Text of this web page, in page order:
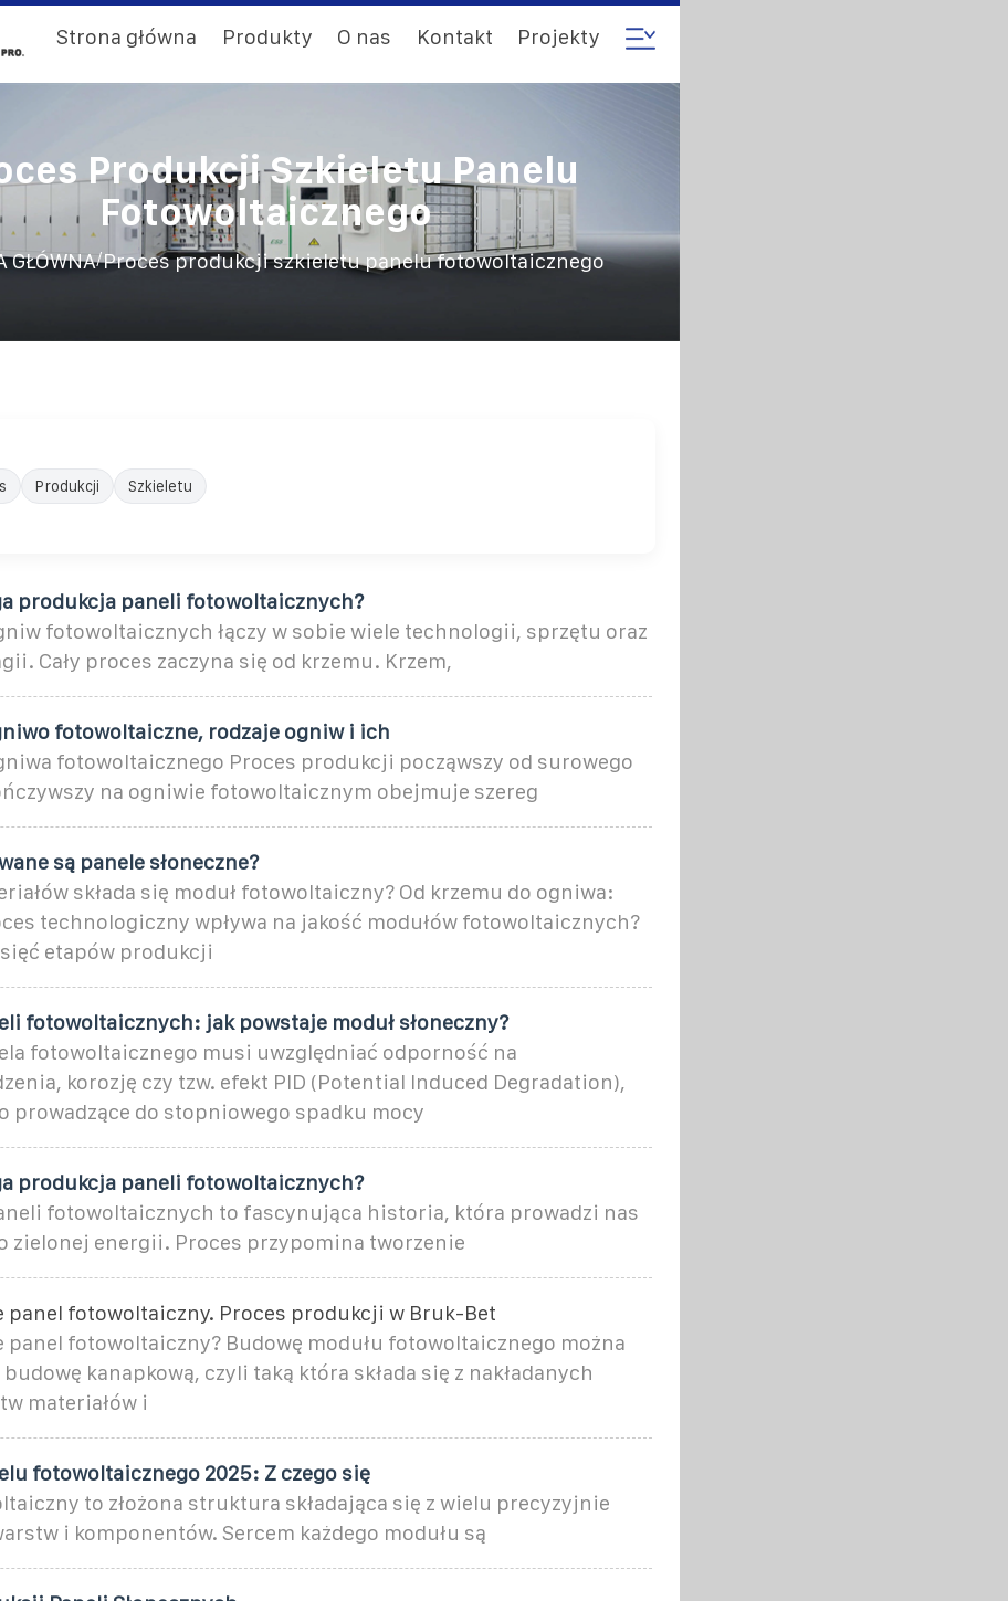
Strona główna Produkty O nas Kontakt Projekty
Produkcji Szkieletu Panelu
Fotowoltaicznego
GŁÓWNA/Proces produkcji szkieletu panelu fotowoltaicznego
Produkcji Szkieletu
produkcja paneli fotowoltaicznych?
fotowoltaicznych łączy w sobie wiele technologii, sprzętu oraz
Cały proces zaczyna się od krzemu. Krzem,
fotowoltaiczne, rodzaje ogniw i ich
fotowoltaicznego Proces produkcji począwszy od surowego
na ogniwie fotowoltaicznym obejmuje szereg
są panele słoneczne?
składa się moduł fotowoltaiczny? Od krzemu do ogniwa:
technologiczny wpływa na jakość modułów fotowoltaicznych?
etapów produkcji
fotowoltaicznych: jak powstaje moduł słoneczny?
fotowoltaicznego musi uwzględniać odporność na
korozję czy tzw. efekt PID (Potential Induced Degradation),
prowadzące do stopniowego spadku mocy
produkcja paneli fotowoltaicznych?
fotowoltaicznych to fascynująca historia, która prowadzi nas
zielonej energii. Proces przypomina tworzenie
panel fotowoltaiczny. Proces produkcji w Bruk-Bet
panel fotowoltaiczny? Budowę modułu fotowoltaicznego można
kanapkową, czyli taką która składa się z nakładanych
materiałów i
fotowoltaicznego 2025: Z czego się
to złożona struktura składająca się z wielu precyzyjnie
i komponentów. Sercem każdego modułu są